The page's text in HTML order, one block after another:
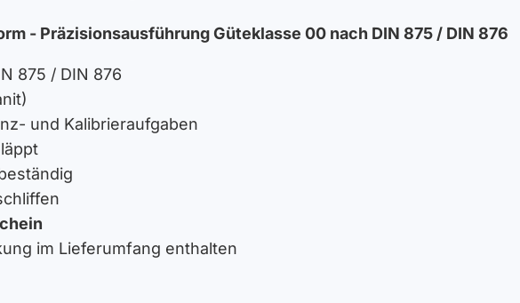
- Präzisionsausführung Güteklasse 00 nach DIN 875 / DIN 876
875 / DIN 876
und Kalibrieraufgaben
im Lieferumfang enthalten